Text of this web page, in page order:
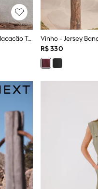
Mosaic Conversational Estampado - Macacão Tomara Que Caia Em Blend De Linho Com Alças Removíveis.
Vinho - Jersey
R$ 330